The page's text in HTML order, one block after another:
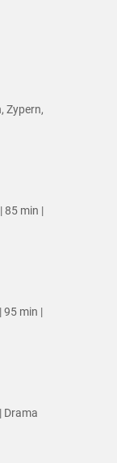
Zypern,
85 min |
95 min |
Drama